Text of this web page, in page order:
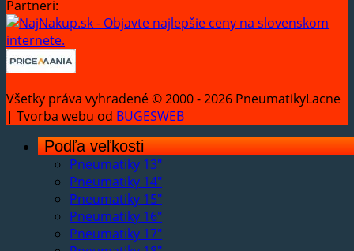
Partneri:
Všetky práva vyhradené © 2000 - 2026 PneumatikyLacne
| Tvorba webu od BUGESWEB
Podľa veľkosti
Pneumatiky 13"
Pneumatiky 14"
Pneumatiky 15"
Pneumatiky 16"
Pneumatiky 17"